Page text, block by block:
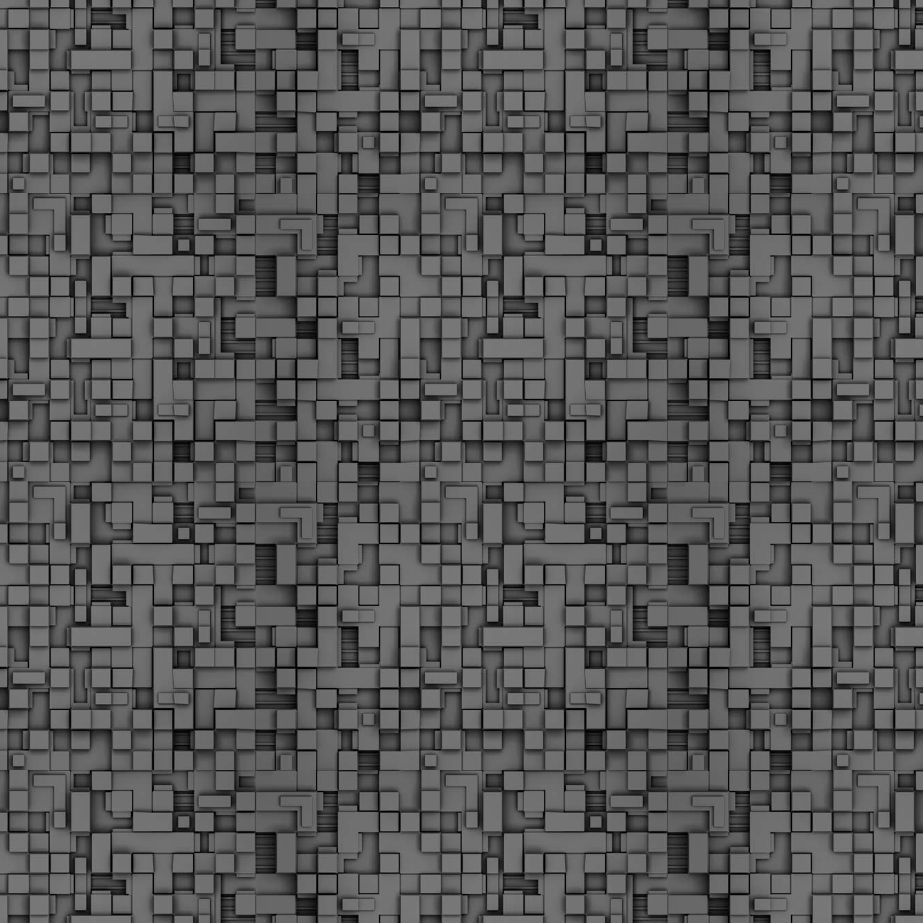
σε δήμους της χώρας. Το Dimastin, αναζητεί σχετικό
φωτογραφικό υλικό στο διαδίκτυο και σας το παρουσιάζει σε
αυτή την ανάρτηση. Επίσης, σας καλούμε, αν διαπιστώσετε ότι
μας έχουν "ξεφύγει" ορκωμοσίες, μπορείτε να στέλνετε το
φωτογραφικό τους υλικό στο dimasthes@gmail.gr ώστε να το
δημοσιεύουμε εδώ, άμεσα.
MAR
Θεσσαλονίκη: Ορκίστηκαν οι 75 νέοι δημοτικοί
αστυνομικοί – Τι τους ζήτησε ο Αγγελούδης
Ενισχύεται το έργο της δημοτικής αστυνομίας στο δήμο
Θεσσαλονίκης καθώς το πρωί της Τετάρτης 18 Μαρτίου
ορκίστηκαν οι 75 νέοι δημοτικοί αστυνομικοί.
«Με αυτούς, σε λίγους μήνες αποκτά ένα ισχυρό σώμα η
δημοτική αστυνομία. Θα είναι πιο κοντά στον πολίτη. Είχα την
ευκαιρία να είμαι σήμερα στην ορκωμοσία τους.
MAR
Ξεκίνησαν εδώ και μια εβδομάδα οι αφίξεις των
νεοπροσληφθέντων Δημοτικών Αστυνομικών στους
δήμους και οι ορκωμοσίες τους - Πλήρες
Μεγάλες μέρες ζει ο "οργανισμός" της Δημοτικής Αστυνομίας!
Να θυμίσουμε ότι κανονικές προσλήψεις στην Δημοτική
Αστυνομία έχουν να γίνουν από το 2010. Δεκαέξι ολόκληρα
χρόνια! Και βέβαια, ακόμη και με αυτές τις προσλήψεις, δεν
φτάνουμε ούτε τα 2/3 των Δημοτικών Αστυνομικών που
υπηρετούσαν το 2013 προ της κατάργησης της υπηρεσίας με
απόφαση του σημερινού πρωθυπουργού Κυριάκου Μητσοτάκη. Ας
είναι...
2
Δημοτική Αστυνομία Θεσσαλονίκης: Διμηνιαίος
απολογισμός ελέγχων τήρησης νομοθεσίας
Τον απολογισμό των δράσεων ελέγχου για τα ζώα συντροφιάς
κατά το δίμηνο Ιανουαρίου – Φεβρουαρίου 2026 παρουσιάζει η
Δημοτική Αστυνομία Θεσσαλονίκης, με στόχο την προστασία των
ζώων και την ομαλή συμβίωση στην πόλη.
FEB
18
ΣτΕ: Οριστική απόρριψη της επαναφοράς του 13ου
και 14ου μισθού για τους δημοσίους υπαλλήλους
Με την απόφαση αυτή, το ΣτΕ απορρίπτει οριστικά τις
αξιώσεις των δημοσίων υπαλλήλων για επαναφορά των
δώρων, επικυρώνοντας την τρέχουσα κατάσταση παρά τις
αντιδράσεις της ΑΔΕΔΥ
Το ΣτΕ απέρριψε οριστικά την προσφυγή της ΑΔΕΔΥ και ενός
εκπαιδευτικού για την επαναφορά των δώρων Χριστουγέννων,
Πάσχα και θερινής άδειας (13ος και 14ος μισθός) στους
εργαζόμενους του δημόσιου τομέα, κλείνοντας μια μακρά
διαμάχη δεκαετιών που αφορούσε τις μνημονιακές περικοπές.
Γνωστοποίηση έκδοσης οριστικών αποτελεσμάτων –
Παροχή οδηγιών.
► Δείτε/κατεβάστε την πολυαναμενόμενη εγκύκλιο του Υπ.
FEB
1
Με διαρροή 2 μέρες πριν την στάση εργασίας
ενημερώνει το ΣτΕ για την απόρριψη της επαναφοράς